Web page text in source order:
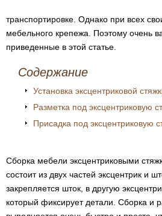
транспортировке. Однако при всех
мебельного крепежа. Поэтому очень
приведенные в этой статье.
Содержание
Установка эксцентриковой
Разметка под эксцентриковую
Присадка под эксцентриковую
Сборка мебели эксцентриковыми
состоит из двух частей эксцентрик и
закрепляется шток, в другую
который фиксирует детали. Сборка и